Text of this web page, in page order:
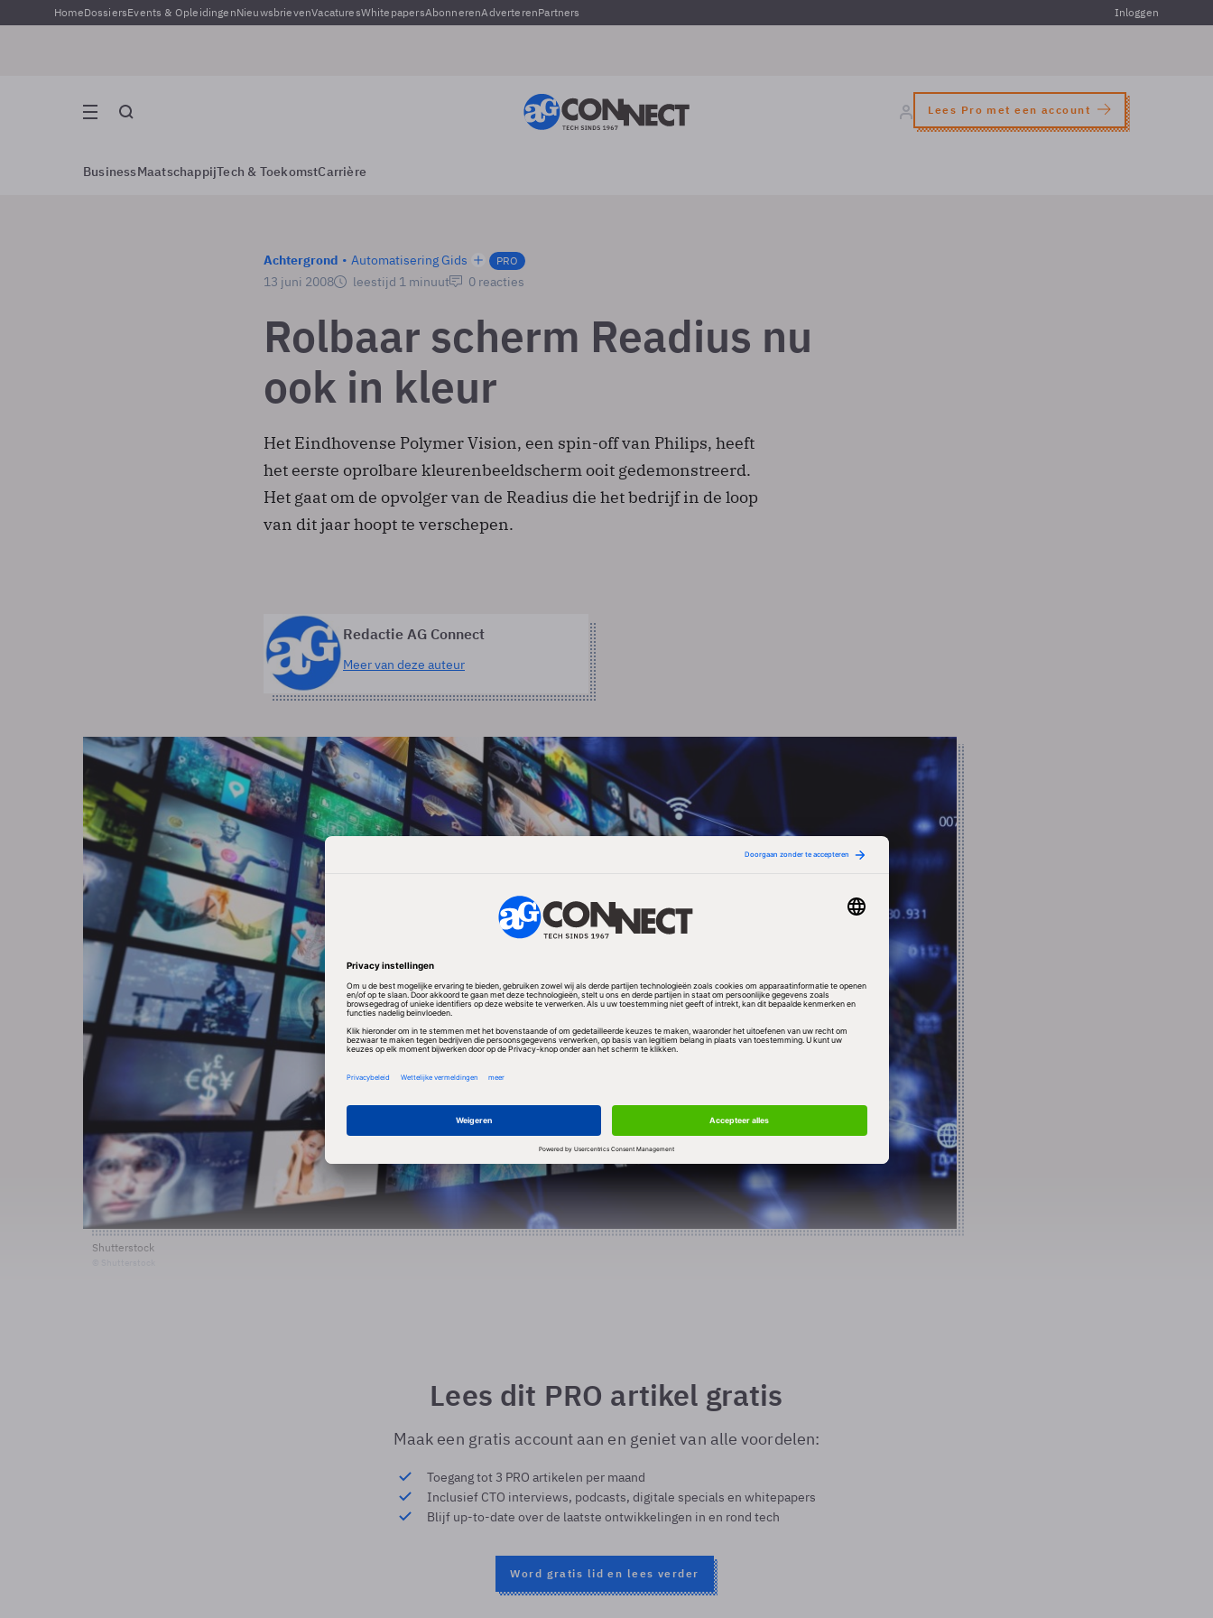
HomeDossiersEvents & OpleidingenNieuwsbrievenVacaturesWhitepapersAbonnerenAdverterenPartners Inloggen
Lees Pro met een account
BusinessMaatschappijTech & ToekomstCarrière
Achtergrond Automatisering Gids PRO
13 juni 2008 leestijd 1 minuut 0 reacties
Rolbaar scherm Readius nu
ook in kleur
Het Eindhovense Polymer Vision, een spin-off van Philips, heeft
het eerste oprolbare kleurenbeeldscherm ooit gedemonstreerd.
Het gaat om de opvolger van de Readius die het bedrijf in de loop
van dit jaar hoopt te verschepen.
Redactie AG Connect
Meer van deze auteur
Shutterstock
Lees dit PRO artikel gratis
Maak een gratis account aan en geniet van alle voordelen:
Toegang tot 3 PRO artikelen per maand
Inclusief CTO interviews, podcasts, digitale specials en whitepapers
Blijf up-to-date over de laatste ontwikkelingen in en rond tech
Word gratis lid en lees verder